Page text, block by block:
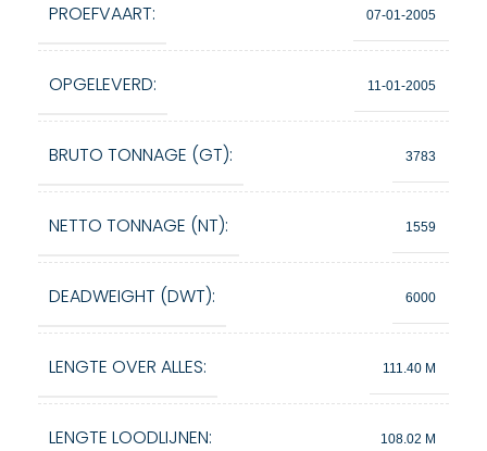
PROEFVAART: 07-01-2005
OPGELEVERD: 11-01-2005
BRUTO TONNAGE (GT): 3783
NETTO TONNAGE (NT): 1559
DEADWEIGHT (DWT): 6000
LENGTE OVER ALLES: 111.40 M
LENGTE LOODLIJNEN: 108.02 M